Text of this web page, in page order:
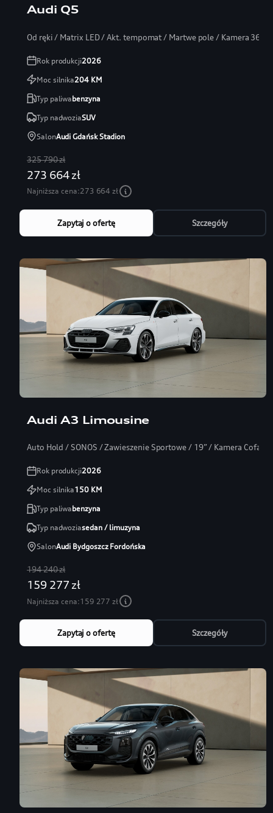
Audi Q5
Od ręki / Matrix LED / Akt. tempomat / Martwe pole / Kamera 360
Rok produkcji2026
Moc silnika204KM
Typ paliwabenzyna
Typ nadwoziaSUV
SalonAudi Gdańsk Stadion
325 790 zł
273 664 zł
Najniższa cena:273 664 zł
Zapytaj o ofertę Szczegóły
Audi A3 Limousine
Auto Hold / SONOS / Zawieszenie Sportowe / 19” / Kamera Cofania
Rok produkcji2026
Moc silnika150KM
Typ paliwabenzyna
Typ nadwoziasedan / limuzyna
SalonAudi Bydgoszcz Fordońska
194 240 zł
159 277 zł
Najniższa cena:159 277 zł
Zapytaj o ofertę Szczegóły